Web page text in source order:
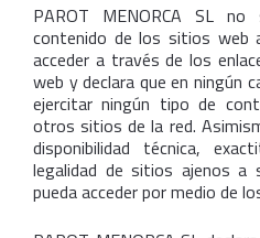
PAROT MENORCA SL
contenido de los sitios web
acceder a través de los
web y declara que en ningún
ejercitar ningún tipo de
otros sitios de la red.
disponibilidad técnica,
legalidad de sitios ajenos a
pueda acceder por medio de